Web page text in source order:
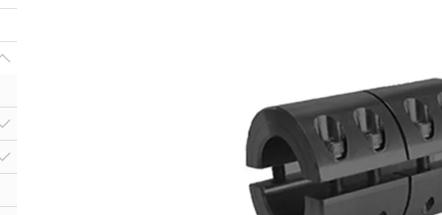
Visa/Göm undermeny
Visa/Göm undermeny
Visa/Göm undermeny